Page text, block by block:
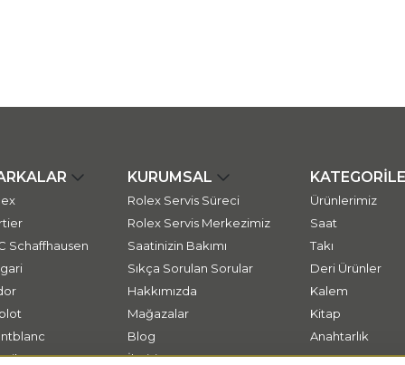
Schaffhausen
KURUMSAL
Rolex Servis Süreci
Rolex Servis Merkezimiz
Saatinizin Bakımı
Sıkça Sorulan Sorular
Hakkımızda
Mağazalar
Blog
İletişim
Ürünlerimiz
Saat
Takı
Deri Ürünler
Kalem
Kitap
Anahtarlık